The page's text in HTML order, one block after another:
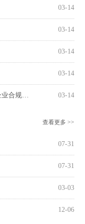
03-14
03-14
03-14
03-14
企业合规，保护企业合法权益，促进企业合规守法经营 03-14
查看更多 >>
07-31
07-31
03-03
12-06